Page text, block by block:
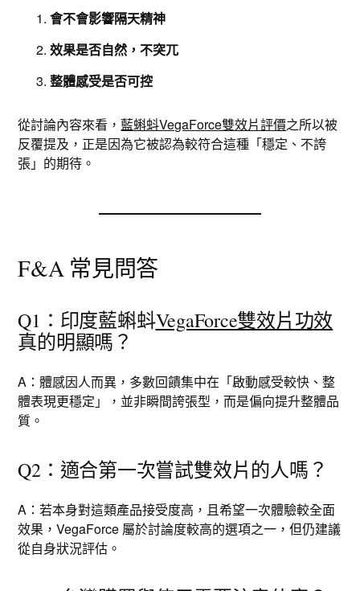
會不會影響隔天精神
效果是否自然，不突兀
整體感受是否可控
從討論內容來看，藍蝌蚪VegaForce雙效片評價之所以被
反覆提及，正是因為它被認為較符合這種「穩定、不誇
張」的期待。
F&A 常見問答
Q1：印度藍蝌蚪VegaForce雙效片功效
真的明顯嗎？
A：體感因人而異，多數回饋集中在「啟動感受較快、整
體表現更穩定」，並非瞬間誇張型，而是偏向提升整體品
質。
Q2：適合第一次嘗試雙效片的人嗎？
A：若本身對這類產品接受度高，且希望一次體驗較全面
效果，VegaForce 屬於討論度較高的選項之一，但仍建議
從自身狀況評估。